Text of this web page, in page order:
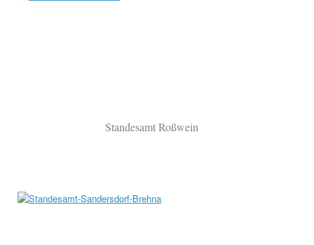
Standesamt Roßwein